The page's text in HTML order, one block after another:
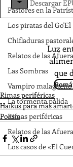
Pastores en la
Los piratas del Go'El
Chifladuras
Relatos de las
Las Sombras
Vampiro malagueño
La tormenta pálida
Rimas periféricas
Relatos de las
Los casos de «El
Descargar
Luz
que
Rimas periféricas
Haikus para más
Poesía